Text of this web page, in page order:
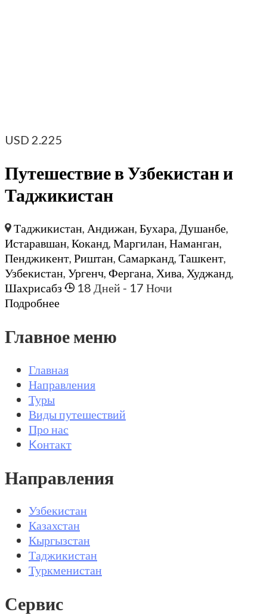
USD 2.225
Путешествие в Узбекистан и
Таджикистан
Таджикистан, Андижан,Бухара, Душанбе,
Истаравшан, Коканд, Маргилан, Наманган,
Пенджикент, Риштан, Самарканд, Ташкент,
Узбекистан, Ургенч, Фергана, Хива, Худжанд,
Шахрисабз
18 Дней - 17 Ночи
Подробнее
Главное меню
Главная
Направления
Туры
Виды путешествий
Про нас
Kонтакт
Направления
Узбекистан
Казахстан
Кыргызстан
Таджикистан
Туркменистан
Сервис